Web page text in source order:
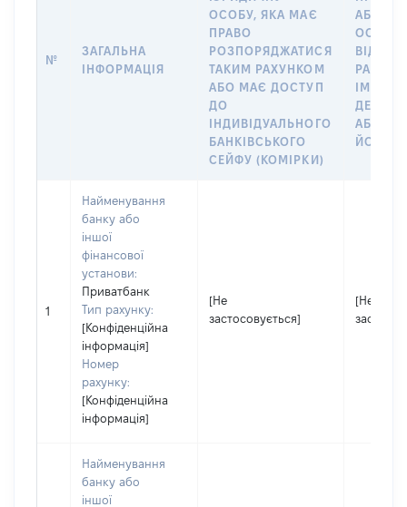
№
ЗАГАЛЬНА
ІНФОРМАЦІЯ
ОСОБУ, ЯКА МАЄ
ПРАВО
РОЗПОРЯДЖАТИСЯ
ТАКИМ РАХУНКОМ
АБО МАЄ ДОСТУП
ДО
ІНДИВІДУАЛЬНОГО
БАНКІВСЬКОГО
СЕЙФУ (КОМІРКИ)
АБО
ОСОБУ,
ІМ’Я
АБО
ЙОГО
1
Найменування
банку або
іншої
фінансової
установи:
Приватбанк
Тип рахунку:
[Конфіденційна
інформація]
Номер
рахунку:
[Конфіденційна
інформація]
[Не
застосовується]
[Не
Найменування
банку або
іншої